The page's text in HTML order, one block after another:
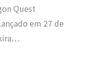
Quest
em 27 de